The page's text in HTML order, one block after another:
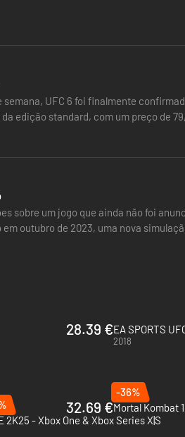
para obter mais detalhes.
UFC 6 foi finalmente
da edição standard, com um preço de
sobre um jogo que ainda não foi
outubro de 2023, uma nova
28.39 €EA SPORTS
2018
32.69 €
-36%
Mortal Kombat
2K25 - Xbox One & Xbox Series X|S